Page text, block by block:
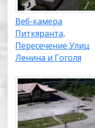
Веб-камера
Питкяранта,
Пересечение Улиц
Ленина и Гоголя